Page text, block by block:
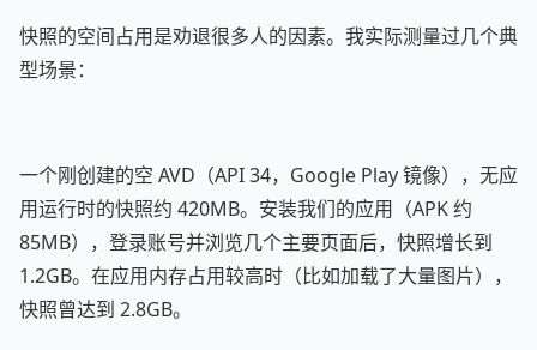
快照的空间占用是劝退很多人的因素。我实际测量过几个典
型场景：
一个刚创建的空 AVD（API 34，Google Play 镜像），无应
用运行时的快照约 420MB。安装我们的应用（APK 约
85MB），登录账号并浏览几个主要页面后，快照增长到
1.2GB。在应用内存占用较高时（比如加载了大量图片），
快照曾达到 2.8GB。